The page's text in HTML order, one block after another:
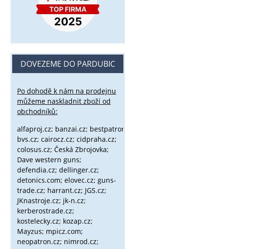
DOVEZEME DO PARDUBIC
Po dohodě k nám na prodejnu
můžeme naskladnit zboží od
obchodníků:
alfaproj.cz; banzai.cz; bestpatron.eu;
bvs.cz; cairocz.cz; cidpraha.cz;
colosus.cz; Česká Zbrojovka;
Dave western guns;
defendia.cz; dellinger.cz;
detonics.com; elovec.cz; guns-
trade.cz; harrant.cz; JGS.cz;
JKnastroje.cz; jk-n.cz;
kerberostrade.cz;
kostelecky.cz; kozap.cz;
Mayzus; mpicz.com;
neopatron.cz; nimrod.cz;